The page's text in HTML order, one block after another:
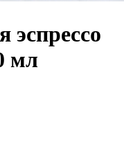
эспрессо
мл